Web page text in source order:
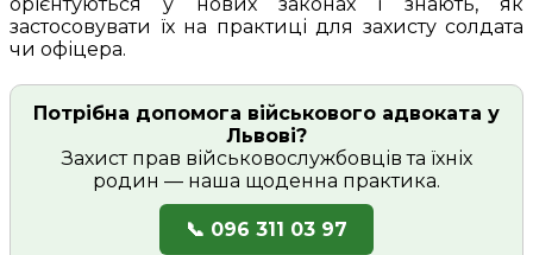
застосовувати їх на практиці для захисту солдата
чи офіцера.
Потрібна допомога військового адвоката у
Львові?
Захист прав військовослужбовців та їхніх
родин — наша щоденна практика.
📞 096 311 03 97